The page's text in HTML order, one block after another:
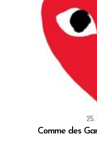
Comme des